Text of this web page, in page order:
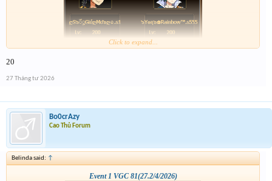
Click to expand...
20
27 Tháng tư 2026
Bo0crAzy
Cao Thủ Forum
Belinda said: ↑
Event 1 VGC 81(27.2/4/2026)